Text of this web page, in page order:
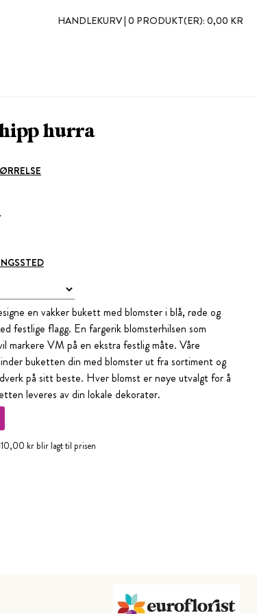
HANDLEKURV | 0 PRODUKT(ER): 0,00 KR
hurra
en vakker bukett med blomster i blå, røde og
festlige flagg. En fargerik blomsterhilsen som
markere VM på en ekstra festlig måte. Våre
buketten din med blomster ut fra sortiment og
på sitt beste. Hver blomst er nøye utvalgt for å
leveres av din lokale dekoratør.
kr blir lagt til prisen